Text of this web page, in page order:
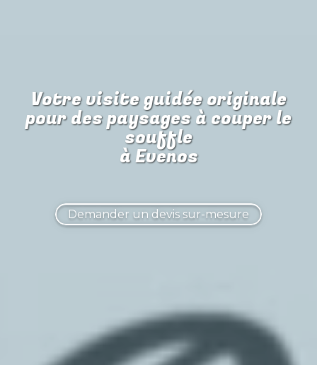
Votre visite guidée originale
pourdes paysages à couper le
souffle
à Evenos
Demander un devis sur-mesure